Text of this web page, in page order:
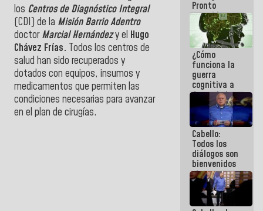
los Centros de Diagnóstico Integral
(CDI) de la Misión Barrio Adentro
doctorMarcial Hernándezy el Hugo
Chávez Frías. Todos los centros de
salud han sido recuperados y
dotados con equipos, insumos y
medicamentos que permiten las
condiciones necesarias para avanzar
en el plan de cirugías.
Pronto
restableceremos
las
operaciones
en el
Aeropuerto
Internacional
de
Maiquetía
¿Cómo
funciona la
guerra
cognitiva a
favor de la
narrativa
hegemónica?
(1)
Cabello:
Todos los
diálogos son
bienvenidos
siempre que
estén en el
marco de la
Constitución